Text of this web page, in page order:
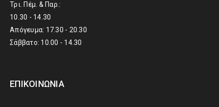
Τρι. Πέμ. & Παρ.:
10.30 - 14.30
Απόγευμα: 17.30 - 20.30
Σάββατο: 10.00 - 14.30
ΕΠΙΚΟΙΝΩΝΊΑ